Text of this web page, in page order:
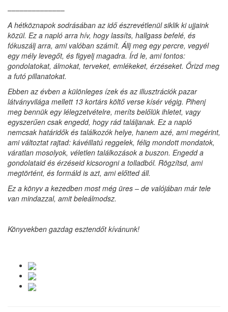
––––––––––––––
A hétköznapok sodrásában az idő észrevétlenül siklik ki ujjaink
közül. Ez a napló arra hív, hogy lassíts, hallgass befelé, és
fókuszálj arra, ami valóban számít. Állj meg egy percre, vegyél
egy mély levegőt, és figyelj magadra. Írd le, ami fontos:
gondolatokat, álmokat, terveket, emlékeket, érzéseket. Őrizd meg
a futó pillanatokat.
Ebben az évben a különleges ízek és az illusztrációk pazar
látványvilága mellett 13 kortárs költő verse kísér végig. Pihenj
meg bennük egy lélegzetvételre, meríts belőlük ihletet, vagy
egyszerűen csak engedd, hogy rád találjanak. Ez a napló
nemcsak határidők és találkozók helye, hanem azé, ami megérint,
ami változtat rajtad: kávéillatú reggelek, félig mondott mondatok,
váratlan mosolyok, véletlen találkozások a buszon. Engedd a
gondolataid és érzéseid kicsorogni a tolladból. Rögzítsd, ami
megtörtént, és formáld is azt, ami előtted áll.
Ez a könyv a kezedben most még üres – de valójában már tele
van mindazzal, amit beleálmodsz.
Könyvekben gazdag esztendőt kívánunk!